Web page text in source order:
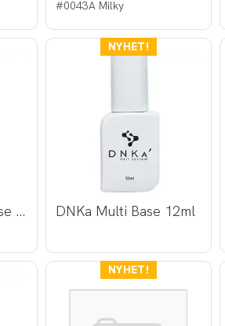
#0043A Milky
DNKa Low Acid Base 12ml DNKa Multi Base 12ml